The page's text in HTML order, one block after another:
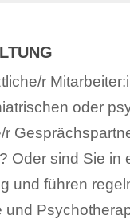
r
oder
Oder sind Sie in
und führen
und